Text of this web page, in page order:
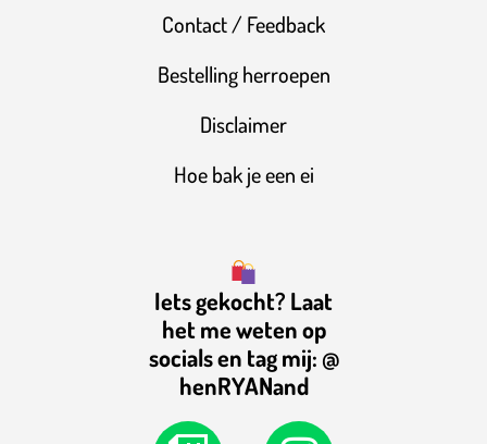
Contact / Feedback
Bestelling herroepen
Disclaimer
Hoe bak je een ei
Iets gekocht? Laat
het me weten op
socials en tag mij: @
henRYANand